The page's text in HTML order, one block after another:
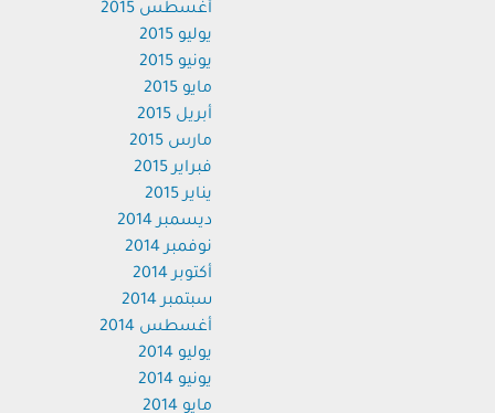
أغسطس 2015
يوليو 2015
يونيو 2015
مايو 2015
أبريل 2015
مارس 2015
فبراير 2015
يناير 2015
ديسمبر 2014
نوفمبر 2014
أكتوبر 2014
سبتمبر 2014
أغسطس 2014
يوليو 2014
يونيو 2014
مايو 2014